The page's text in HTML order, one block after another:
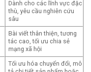
Dành cho các lĩnh vực đặc
thù, yêu cầu nghiên cứu
sâu
Bài viết thân thiện, tương
tác cao, tối ưu chia sẻ
mạng xã hội
Tối ưu hóa chuyển đổi, mô